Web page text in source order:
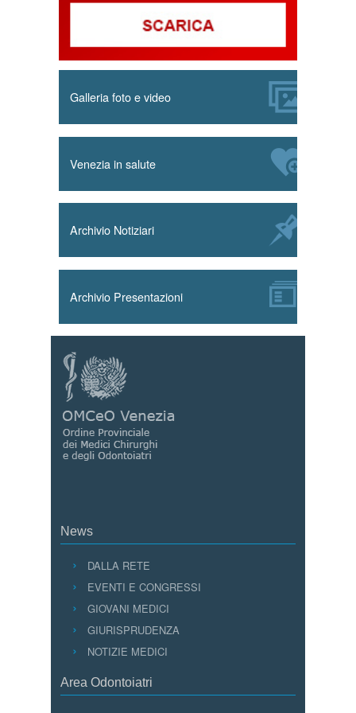
Galleria foto e video
Venezia in salute
Archivio Notiziari
Archivio Presentazioni
News
DALLA RETE
EVENTI E CONGRESSI
GIOVANI MEDICI
GIURISPRUDENZA
NOTIZIE MEDICI
Area Odontoiatri